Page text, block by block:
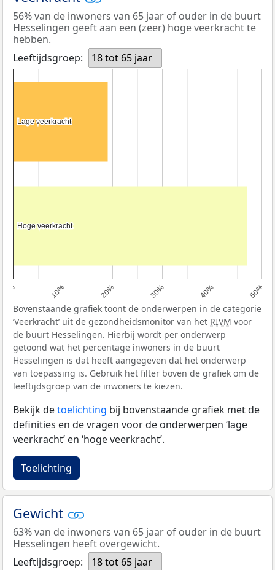
56% van de inwoners van 65 jaar of ouder in de buurt
Hesselingen geeft aan een (zeer) hoge veerkracht te
hebben.
Leeftijdsgroep:
18 tot 65 jaar
0% 10% 20% 30% 40% 50%
Lage veerkracht
Lage veerkracht
Hoge veerkracht
Hoge veerkracht
Bovenstaande grafiek toont de onderwerpen in de categorie
‘Veerkracht’ uit de gezondheidsmonitor van het RIVM voor
de buurt Hesselingen. Hierbij wordt per onderwerp
getoond wat het percentage inwoners in de buurt
Hesselingen is dat heeft aangegeven dat het onderwerp
van toepassing is. Gebruik het filter boven de grafiek om de
leeftijdsgroep van de inwoners te kiezen.
Bekijk detoelichting bij bovenstaande grafiek met de
definities en de vragen voor de onderwerpen ‘lage
veerkracht’ en ‘hoge veerkracht’.
Toelichting
Gewicht
63% van de inwoners van 65 jaar of ouder in de buurt
Hesselingen heeft overgewicht.
Leeftijdsgroep:
18 tot 65 jaar